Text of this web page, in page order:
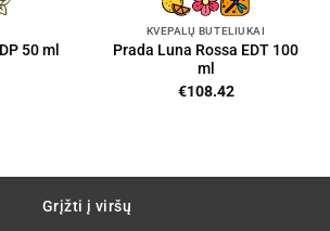
50 ml
KVEPALŲ BUTELIUKAI
Prada Luna Rossa EDT 100
ml
€108.42
Grįžti į viršų